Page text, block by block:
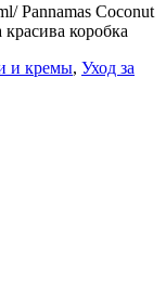
Pannamas Coconut
коробка
и кремы, Уход за